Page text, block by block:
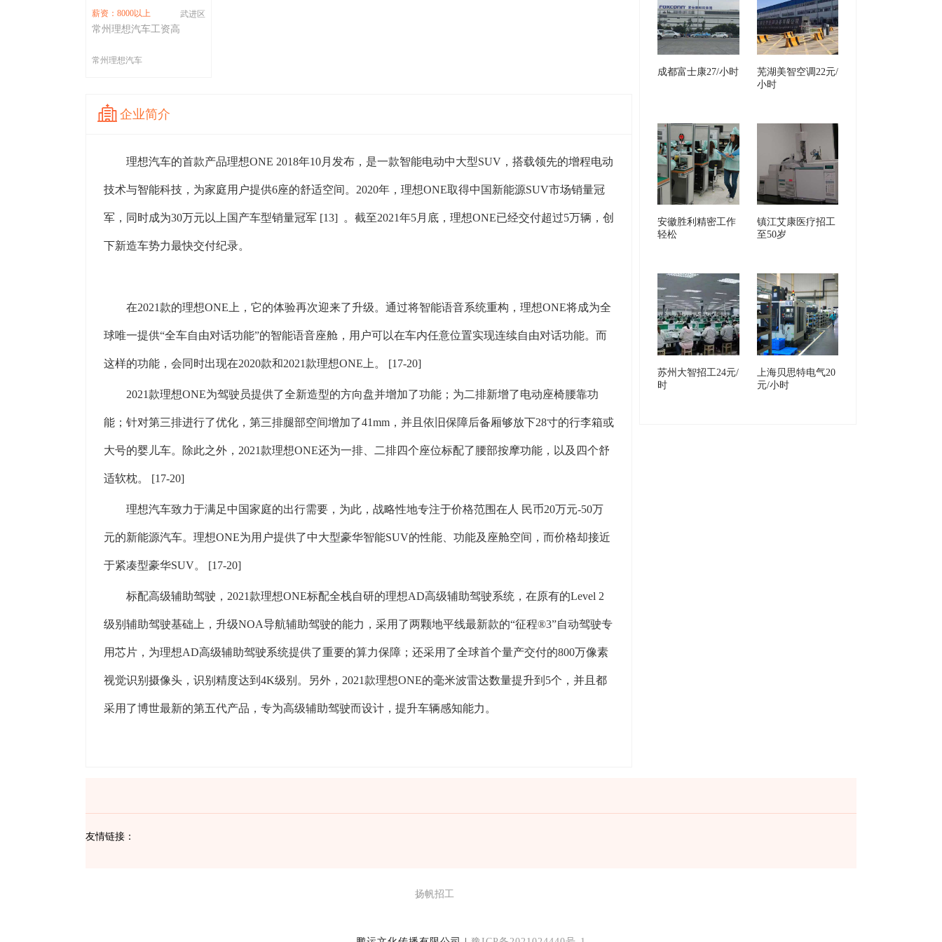
薪资：8000以上 武进区
常州理想汽车工资高
常州理想汽车
企业简介
理想汽车的首款产品理想ONE 2018年10月发布，是一款智能电动中大型SUV，搭载领先的增程电动
技术与智能科技，为家庭用户提供6座的舒适空间。2020年，理想ONE取得中国新能源SUV市场销量冠
军，同时成为30万元以上国产车型销量冠军 [13] 。截至2021年5月底，理想ONE已经交付超过5万辆，创
下新造车势力最快交付纪录。
在2021款的理想ONE上，它的体验再次迎来了升级。通过将智能语音系统重构，理想ONE将成为全
球唯一提供“全车自由对话功能”的智能语音座舱，用户可以在车内任意位置实现连续自由对话功能。而
这样的功能，会同时出现在2020款和2021款理想ONE上。 [17-20]
2021款理想ONE为驾驶员提供了全新造型的方向盘并增加了功能；为二排新增了电动座椅腰靠功
能；针对第三排进行了优化，第三排腿部空间增加了41mm，并且依旧保障后备厢够放下28寸的行李箱或
大号的婴儿车。除此之外，2021款理想ONE还为一排、二排四个座位标配了腰部按摩功能，以及四个舒
适软枕。 [17-20]
理想汽车致力于满足中国家庭的出行需要，为此，战略性地专注于价格范围在人 民币20万元-50万
元的新能源汽车。理想ONE为用户提供了中大型豪华智能SUV的性能、功能及座舱空间，而价格却接近
于紧凑型豪华SUV。 [17-20]
标配高级辅助驾驶，2021款理想ONE标配全栈自研的理想AD高级辅助驾驶系统，在原有的Level 2
级别辅助驾驶基础上，升级NOA导航辅助驾驶的能力，采用了两颗地平线最新款的“征程®3”自动驾驶专
用芯片，为理想AD高级辅助驾驶系统提供了重要的算力保障；还采用了全球首个量产交付的800万像素
视觉识别摄像头，识别精度达到4K级别。另外，2021款理想ONE的毫米波雷达数量提升到5个，并且都
采用了博世最新的第五代产品，专为高级辅助驾驶而设计，提升车辆感知能力。
成都富士康27/小时
芜湖美智空调22元/
小时
安徽胜利精密工作
轻松
镇江艾康医疗招工
至50岁
苏州大智招工24元/
时
上海贝思特电气20
元/小时
友情链接：
扬帆招工